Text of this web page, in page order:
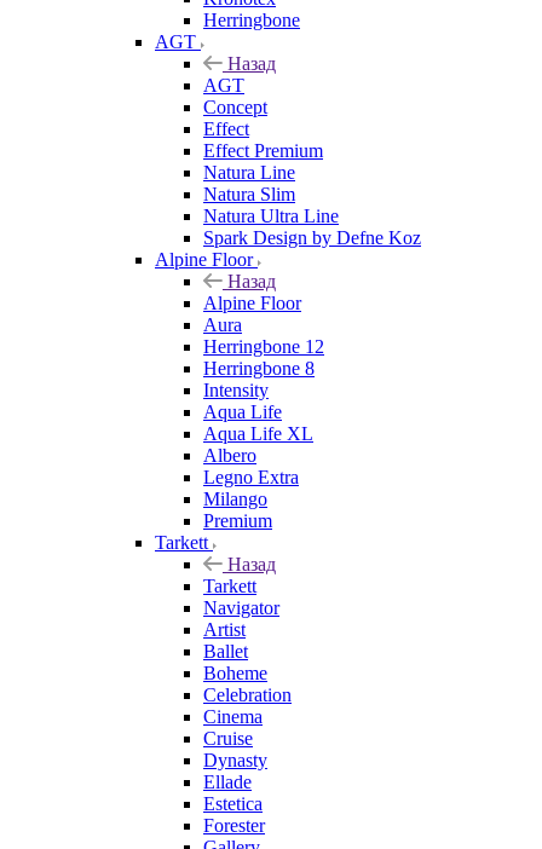
Herringbone
AGT
Назад
AGT
Concept
Effect
Effect Premium
Natura Line
Natura Slim
Natura Ultra Line
Spark Design by Defne Koz
Alpine Floor
Назад
Alpine Floor
Aura
Herringbone 12
Herringbone 8
Intensity
Aqua Life
Aqua Life XL
Albero
Legno Extra
Milango
Premium
Tarkett
Назад
Tarkett
Navigator
Artist
Ballet
Boheme
Celebration
Cinema
Cruise
Dynasty
Ellade
Estetica
Forester